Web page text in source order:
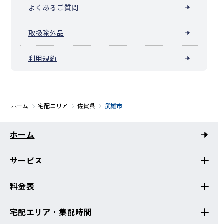
よくあるご質問
取扱除外品
利用規約
ホーム 宅配エリア 佐賀県 武雄市
ホーム
サービス
料金表
宅配エリア・集配時間